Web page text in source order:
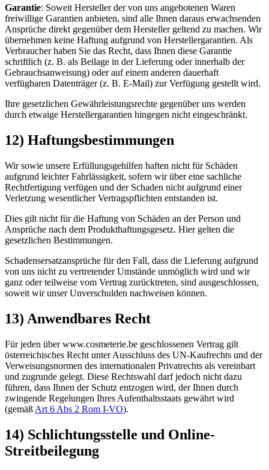
Garantie: Soweit Hersteller der von uns angebotenen Waren
freiwillige Garantien anbieten, sind alle Ihnen daraus erwachsenden
Ansprüche direkt gegenüber dem Hersteller geltend zu machen. Wir
übernehmen keine Haftung aufgrund von Herstellergarantien. Als
Verbraucher haben Sie das Recht, dass Ihnen diese Garantie
schriftlich (z. B. als Beilage in der Lieferung oder innerhalb der
Gebrauchsanweisung) oder auf einem anderen dauerhaft
verfügbaren Datenträger (z. B. E-Mail) zur Verfügung gestellt wird.
Ihre gesetzlichen Gewährleistungsrechte gegenüber uns werden
durch etwaige Herstellergarantien hingegen nicht eingeschränkt.
12) Haftungsbestimmungen
Wir sowie unsere Erfüllungsgehilfen haften nicht für Schäden
aufgrund leichter Fahrlässigkeit, sofern wir über eine sachliche
Rechtfertigung verfügen und der Schaden nicht aufgrund einer
Verletzung wesentlicher Vertragspflichten entstanden ist.
Dies gilt nicht für die Haftung von Schäden an der Person und
Ansprüche nach dem Produkthaftungsgesetz. Hier gelten die
gesetzlichen Bestimmungen.
Schadensersatzansprüche für den Fall, dass die Lieferung aufgrund
von uns nicht zu vertretender Umstände unmöglich wird und wir
ganz oder teilweise vom Vertrag zurücktreten, sind ausgeschlossen,
soweit wir unser Unverschulden nachweisen können.
13) Anwendbares Recht
Für jeden über www.cosmeterie.be geschlossenen Vertrag gilt
österreichisches Recht unter Ausschluss des UN-Kaufrechts und der
Verweisungsnormen des internationalen Privatrechts als vereinbart
und zugrunde gelegt. Diese Rechtswahl darf jedoch nicht dazu
führen, dass Ihnen der Schutz entzogen wird, der Ihnen durch
zwingende Regelungen Ihres Aufenthaltsstaats gewährt wird
(gemäß Art 6 Abs 2 Rom I-VO).
14) Schlichtungsstelle und Online-
Streitbeilegung